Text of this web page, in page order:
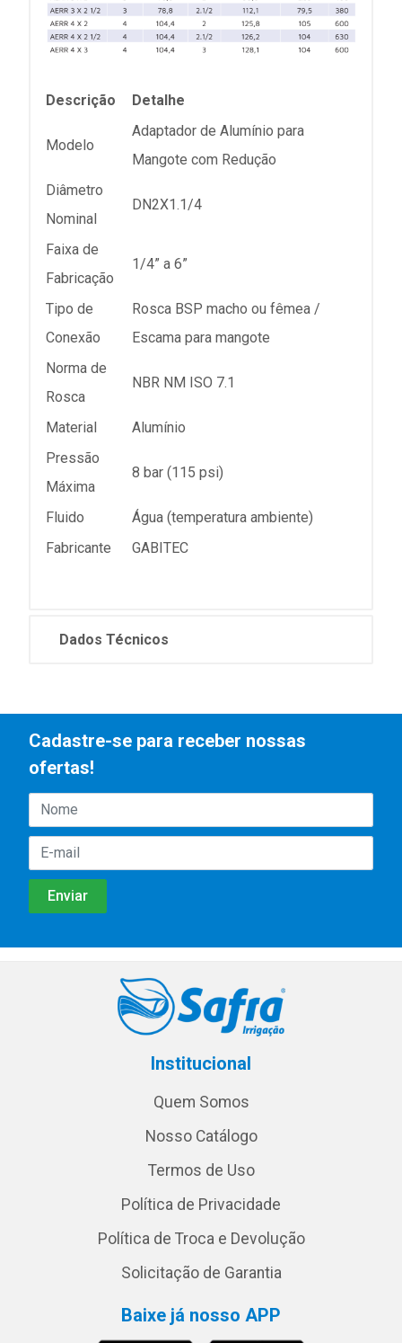
Descrição Detalhe
Modelo
Adaptador de Alumínio para
Mangote com Redução
Diâmetro
Nominal
DN2X1.1/4
Faixa de
Fabricação
1/4” a 6”
Tipo de
Conexão
Rosca BSP macho ou fêmea /
Escama para mangote
Norma de
Rosca
NBR NM ISO 7.1
Material
Alumínio
Pressão
Máxima
8 bar (115 psi)
Fluido
Água (temperatura ambiente)
Fabricante
GABITEC
Dados Técnicos
Cadastre-se para receber nossas
ofertas!
Institucional
Quem Somos
Nosso Catálogo
Termos de Uso
Política de Privacidade
Política de Troca e Devolução
Solicitação de Garantia
Baixe já nosso APP